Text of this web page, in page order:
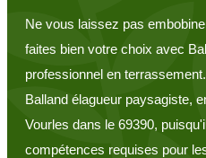
Ne vous laissez pas
faites bien votre choix avec
professionnel en
Balland élagueur paysagiste,
Vourles dans le 69390,
compétences requises pour